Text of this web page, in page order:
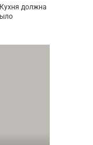
должна